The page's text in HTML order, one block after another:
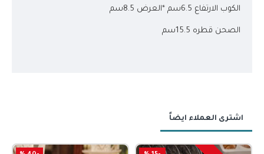
الكوب الارتفاع 6.5سم *العرض 8.5سم
الصحن قطره 15.5سم
اشترى العملاء ايضاً